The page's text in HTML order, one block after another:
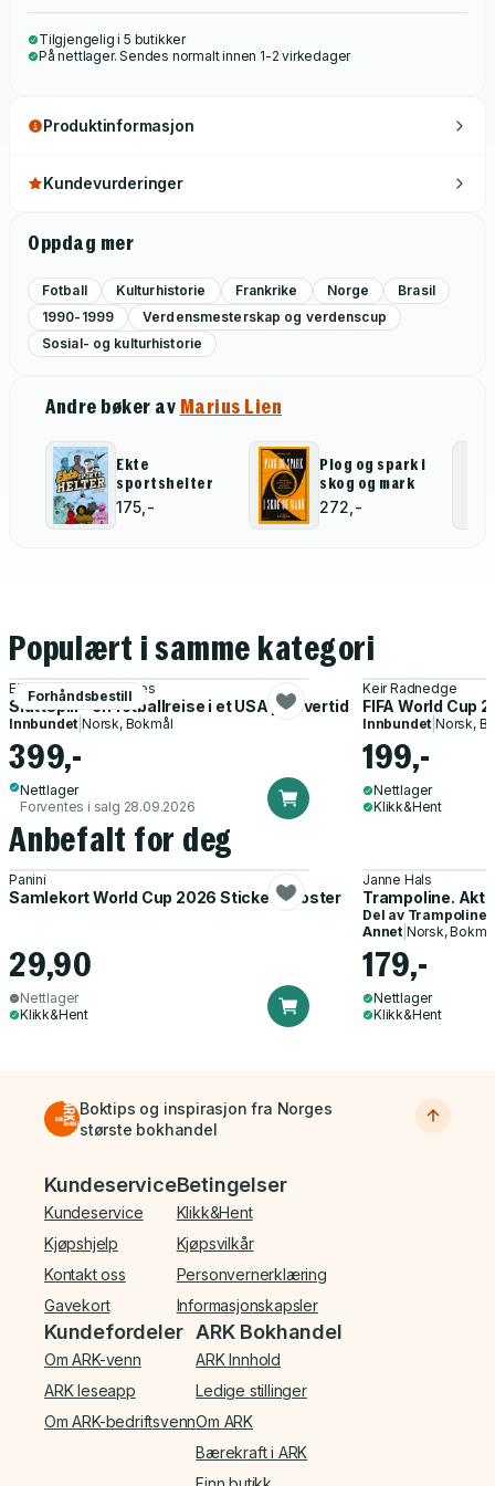
Tilgjengelig i 5 butikker
På nettlager. Sendes normalt innen 1-2 virkedager
Produktinformasjon
Kundevurderinger
Oppdag mer
Fotball Kulturhistorie Frankrike Norge
Brasil
1990-1999
Verdensmesterskap og verdenscup
Sosial- og kulturhistorie
Andre bøker av Marius Lien
Ekte
sportshelter
175,-
Plog og spark i
skog og mark
272,-
Populært i samme kategori
Forhåndsbestill
Eirik Grasaas-Stavenes
Sluttspill - en fotballreise i et USA på overtid
Innbundet |Norsk, Bokmål
399,-
Nettlager
Forventes i salg 28.09.2026
Keir Radnedge
FIFA World Cup
Innbundet Norsk,
199,-
Nettlager
Klikk&Hent
Anbefalt for deg
Panini
Samlekort World Cup 2026 Sticker Booster
29,90
Nettlager
Klikk&Hent
Janne Hals
Trampoline.
Del av Trampoline
Annet| Norsk,
179,-
Nettlager
Klikk&Hent
Boktips og inspirasjon fra Norges
største bokhandel
Bunnmeny
Kundeservice
Kundeservice
Kjøpshjelp
Kontakt oss
Gavekort
Betingelser
Klikk&Hent
Kjøpsvilkår
Personvernerklæring
Informasjonskapsler
Kundefordeler
Om ARK-venn
ARK leseapp
Om ARK-bedriftsvenn
ARK Bokhandel
ARK Innhold
Ledige stillinger
Om ARK
Bærekraft i ARK